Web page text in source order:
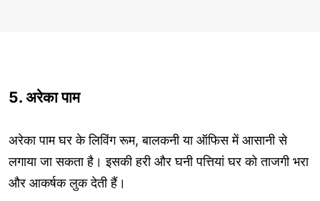
5. अरेका पाम
अरेका पाम घर के लिविंग रूम, बालकनी या ऑफिस में आसानी से
लगाया जा सकता है। इसकी हरी और घनी पत्तियां घर को ताजगी भरा
और आकर्षक लुक देती हैं।